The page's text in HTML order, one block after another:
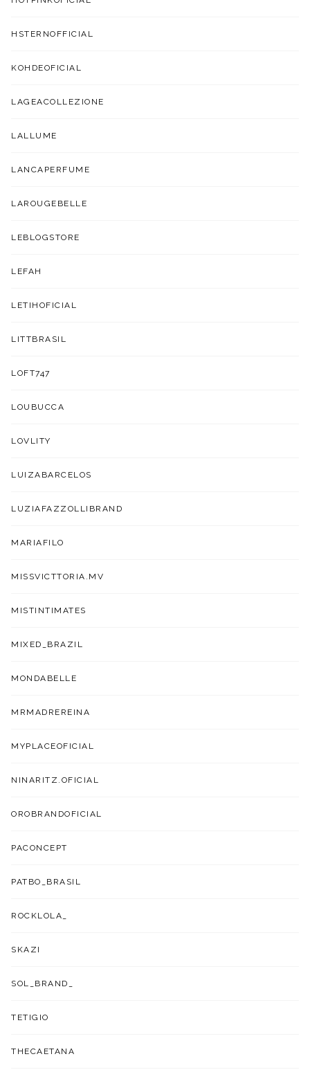
HSTERNOFFICIAL
KOHDEOFICIAL
LAGEACOLLEZIONE
LALLUME
LANCAPERFUME
LAROUGEBELLE
LEBLOGSTORE
LEFAH
LETIHOFICIAL
LITTBRASIL
LOFT747
LOUBUCCA
LOVLITY
LUIZABARCELOS
LUZIAFAZZOLLIBRAND
MARIAFILO
MISSVICTTORIA.MV
MISTINTIMATES
MIXED_BRAZIL
MONDABELLE
MRMADREREINA
MYPLACEOFICIAL
NINARITZ.OFICIAL
OROBRANDOFICIAL
PACONCEPT
PATBO_BRASIL
ROCKLOLA_
SKAZI
SOL_BRAND_
TETIGIO
THECAETANA